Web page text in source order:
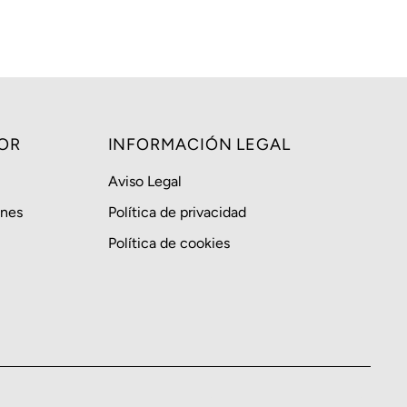
Fecha: antiguo(a) a
reciente
Fecha: reciente a
antiguo(a)
INFORMACIÓN LEGAL
Aviso Legal
Política de privacidad
Política de cookies